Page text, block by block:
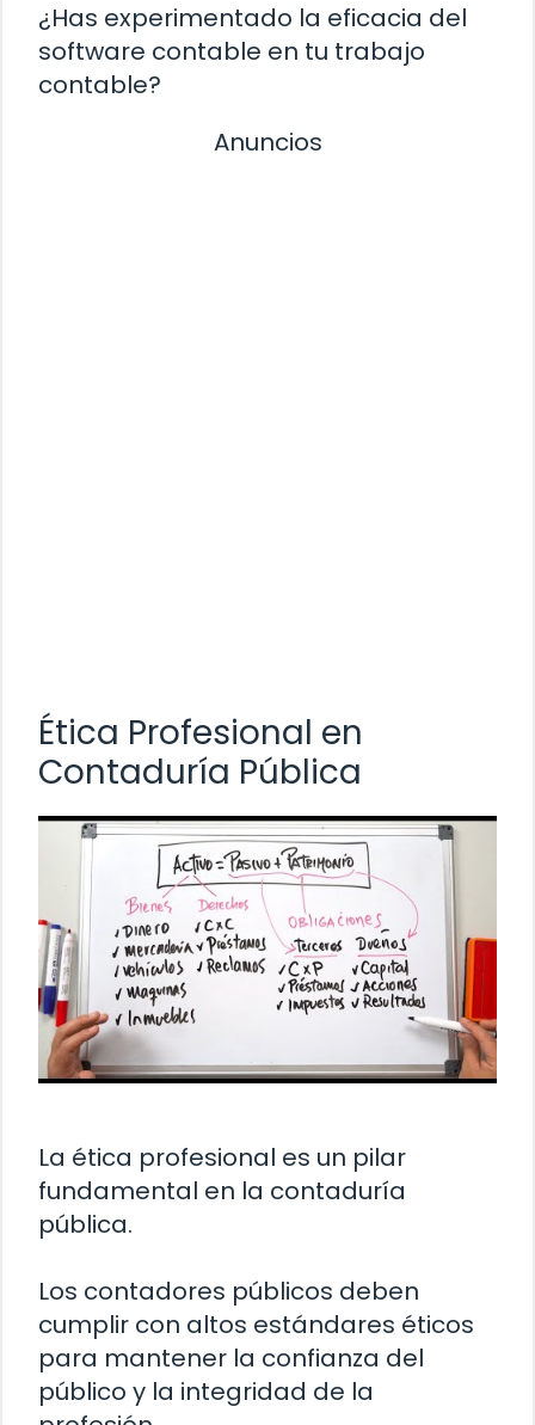
¿Has experimentado la eficacia del
software contable en tu trabajo
contable?
Anuncios
Ética Profesional en
Contaduría Pública
La ética profesional es un pilar
fundamental en la contaduría
pública.
Los contadores públicos deben
cumplir con altos estándares éticos
para mantener la confianza del
público y la integridad de la